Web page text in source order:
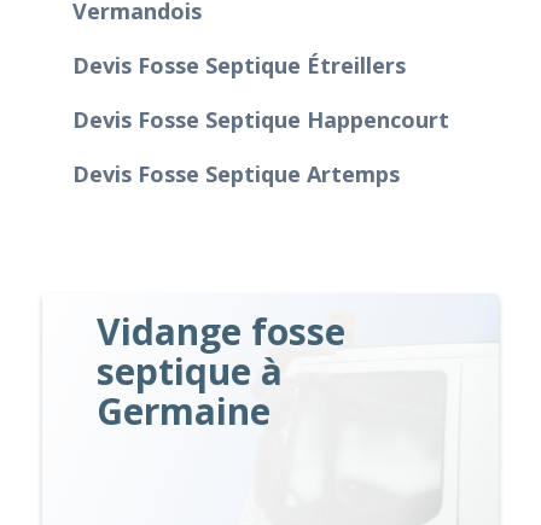
Vermandois
Devis Fosse Septique Étreillers
Devis Fosse Septique Happencourt
Devis Fosse Septique Artemps
Vidange fosse
septique à
Germaine